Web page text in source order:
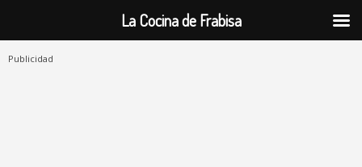
Publicidad
La Cocina de Frabisa